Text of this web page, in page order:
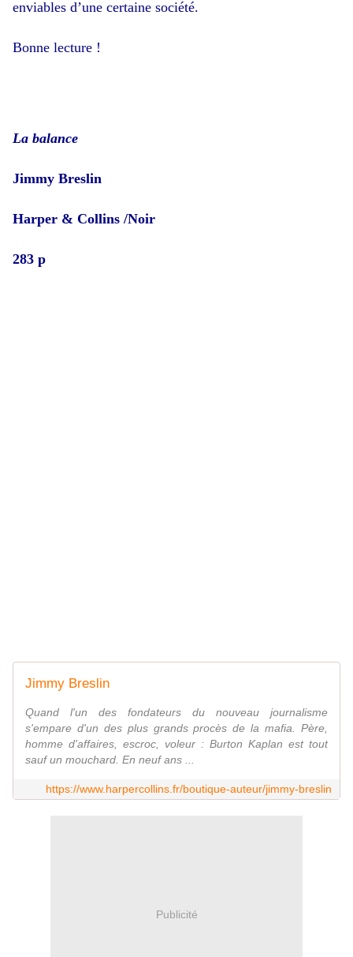
enviables d’une certaine société.
Bonne lecture !
La balance
Jimmy Breslin
Harper & Collins /Noir
283 p
Jimmy Breslin
Quand l'un des fondateurs du nouveau journalisme
s'empare d'un des plus grands procès de la mafia. Père,
homme d'affaires, escroc, voleur : Burton Kaplan est tout
sauf un mouchard. En neuf ans ...
https://www.harpercollins.fr/boutique-auteur/jimmy-breslin
Publicité